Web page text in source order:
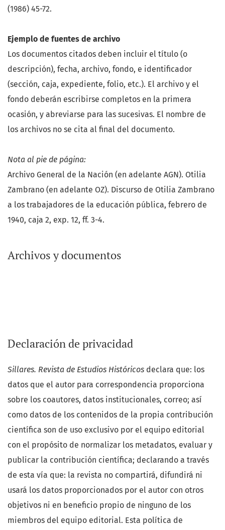
(1986) 45-72.
Ejemplo de fuentes de archivo
Los documentos citados deben incluir el título (o
descripción), fecha, archivo, fondo, e identificador
(sección, caja, expediente, folio, etc.). El archivo y el
fondo deberán escribirse completos en la primera
ocasión, y abreviarse para las sucesivas. El nombre de
los archivos no se cita al final del documento.
Nota al pie de página:
Archivo General de la Nación (en adelante AGN). Otilia
Zambrano (en adelante OZ). Discurso de Otilia Zambrano
a los trabajadores de la educación pública, febrero de
1940, caja 2, exp. 12, ff. 3-4.
Archivos y documentos
Declaración de privacidad
Sillares. Revista de Estudios Históricos declara que: los
datos que el autor para correspondencia proporciona
sobre los coautores, datos institucionales, correo; así
como datos de los contenidos de la propia contribución
científica son de uso exclusivo por el equipo editorial
con el propósito de normalizar los metadatos, evaluar y
publicar la contribución científica; declarando a través
de esta vía que: la revista no compartirá, difundirá ni
usará los datos proporcionados por el autor con otros
objetivos ni en beneficio propio de ninguno de los
miembros del equipo editorial. Esta política de